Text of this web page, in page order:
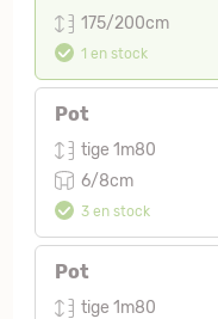
175/200cm
1 en stock
Pot
tige 1m80
6/8cm
3 en stock
Pot
tige 1m80